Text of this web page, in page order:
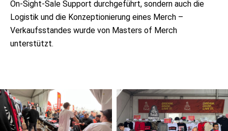
On-Sight-Sale Support durchgeführt, sondern auch die
Logistik und die Konzeptionierung eines Merch –
Verkaufsstandes wurde von Masters of Merch
unterstützt.